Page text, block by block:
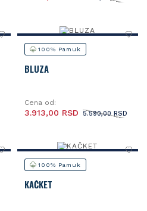
100% Pamuk
BLUZA
Cena od:
5.590,00 RSD
3.913,00 RSD
100% Pamuk
KAČKET